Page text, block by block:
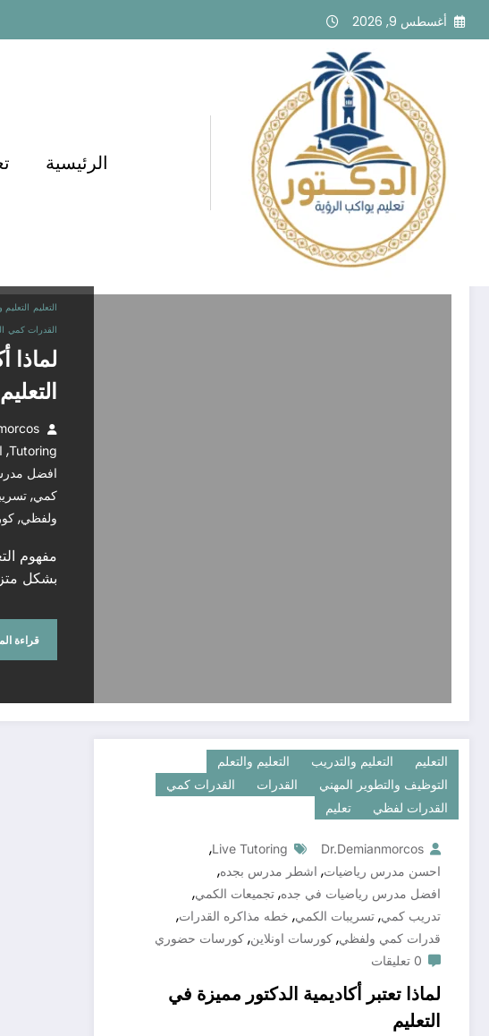
التجاوز
أغسطس 9, 2026
الرئيسية
وسم: live tutoring
التعليم التعليم
القدرات كمي
لماذا
Tutoring
,
افضل
كمي,
ولفظي,
مفهوم
بشكل
قراءة
التعليم التعليم والتدريب
التعليم والتعلم
التوظيف والتطوير المهني
القدرات
القدرات كمي
القدرات لفظي
تعليم
Dr.demianmorcos
Live Tutoring
,
احسن مدرس رياضيات, اشطر مدرس بجده,
افضل مدرس رياضيات في جده, تجميعات الكمي,
تدريب كمي, تسريبات الكمي, خطه مذاكره القدرات,
قدرات كمي ولفظي, كورسات اونلاين, كورسات حضوري
0 تعليقات
لماذا تعتبر أكاديمية الدكتور مميزة في
التعليم